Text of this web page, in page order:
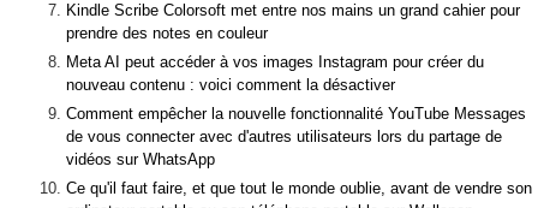
Kindle Scribe Colorsoft met entre nos mains un grand cahier pour
prendre des notes en couleur
Meta AI peut accéder à vos images Instagram pour créer du
nouveau contenu : voici comment la désactiver
Comment empêcher la nouvelle fonctionnalité YouTube Messages
de vous connecter avec d'autres utilisateurs lors du partage de
vidéos sur WhatsApp
Ce qu'il faut faire, et que tout le monde oublie, avant de vendre son